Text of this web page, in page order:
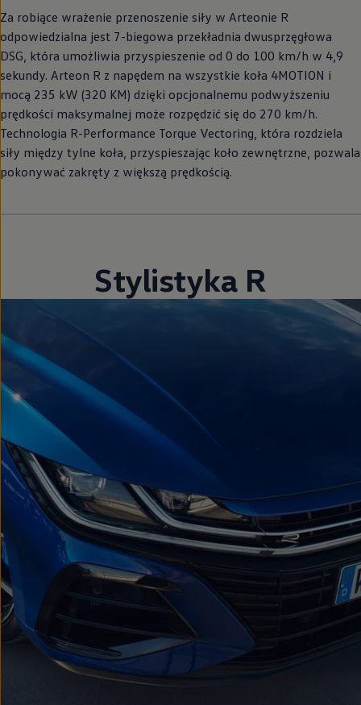
Za robiące wrażenie przenoszenie siły w Arteonie R
odpowiedzialna jest 7-biegowa przekładnia dwusprzęgłowa
DSG, która umożliwia przyspieszenie od 0 do 100 km/h w 4,9
sekundy. Arteon R z napędem na wszystkie koła 4MOTION i
mocą 235 kW (320 KM) dzięki opcjonalnemu podwyższeniu
prędkości maksymalnej może rozpędzić się do 270 km/h.
Technologia R-Performance Torque Vectoring, która rozdziela
siły między tylne koła, przyspieszając koło zewnętrzne, pozwala
pokonywać zakręty z większą prędkością.
Stylistyka R